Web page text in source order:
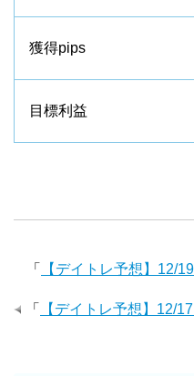
獲得pips
目標利益
「 【デイトレ予想】12/
「 【デイトレ予想】12/